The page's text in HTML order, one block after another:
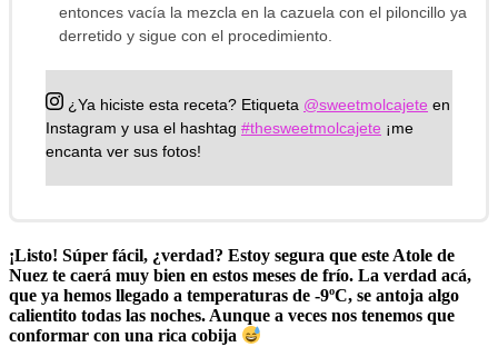
entonces vacía la mezcla en la cazuela con el piloncillo ya
derretido y sigue con el procedimiento.
¿Ya hiciste esta receta? Etiqueta @sweetmolcajete en
Instagram y usa el hashtag #thesweetmolcajete ¡me
encanta ver sus fotos!
¡Listo! Súper fácil, ¿verdad? Estoy segura que este Atole de
Nuez te caerá muy bien en estos meses de frío. La verdad acá,
que ya hemos llegado a temperaturas de -9ºC, se antoja algo
calientito todas las noches. Aunque a veces nos tenemos que
conformar con una rica cobija